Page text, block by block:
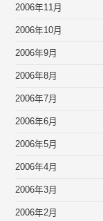
2006年11月
2006年10月
2006年9月
2006年8月
2006年7月
2006年6月
2006年5月
2006年4月
2006年3月
2006年2月